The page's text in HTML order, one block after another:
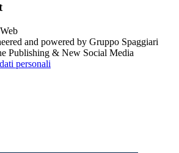
and powered by Gruppo Spaggiari
Publishing & New Social Media
personali